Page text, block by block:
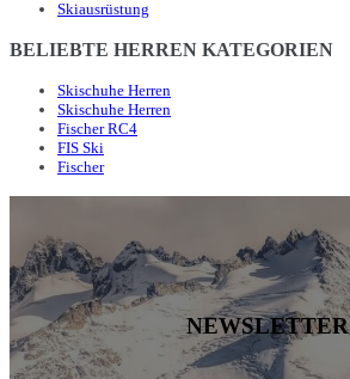
Skiausrüstung
BELIEBTE HERREN KATEGORIEN
Skischuhe Herren
Skischuhe Herren
Fischer RC4
FIS Ski
Fischer
NEWSLETTER